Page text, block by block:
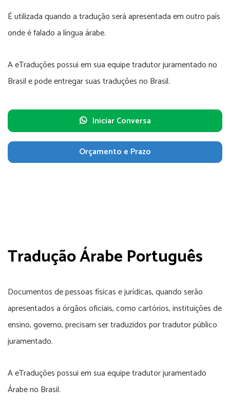
É utilizada quando a tradução será apresentada em outro país
onde é falado a língua árabe.
A eTraduções possui em sua equipe tradutor juramentado no
Brasil e pode entregar suas traduções no Brasil.
Iniciar Conversa
Orçamento e Prazo
Tradução Árabe Português
Documentos de pessoas físicas e jurídicas, quando serão
apresentados a órgãos oficiais, como cartórios, instituições de
ensino, governo, precisam ser traduzidos por tradutor público
juramentado.
A eTraduções possui em sua equipe tradutor juramentado
Árabe no Brasil.